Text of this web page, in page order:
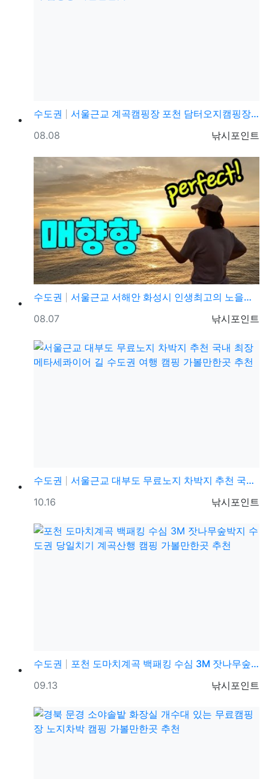
수도권
서울근교 계곡캠핑장 포천 담터오지캠핑장 담터계곡 캠핑장…
등록자
낚시포인트
등록일
08.08
수도권
서울근교 서해안 화성시 인생최고의 노을맞집 매향리선착장…
등록자
낚시포인트
등록일
08.07
수도권
서울근교 대부도 무료노지 차박지 추천 국내 최장 메타세…
등록자
낚시포인트
등록일
10.16
수도권
포천 도마치계곡 백패킹 수심 3M 잣나무숲박지 수도권 …
등록자
낚시포인트
등록일
09.13